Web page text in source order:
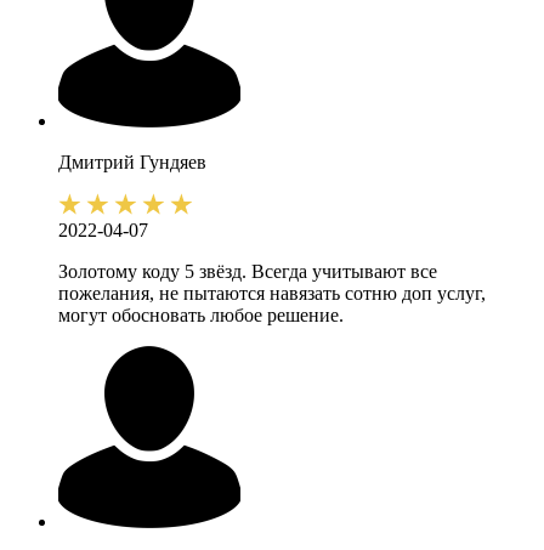
Дмитрий Гундяев
2022-04-07
Золотому коду 5 звёзд. Всегда учитывают все
пожелания, не пытаются навязать сотню доп услуг,
могут обосновать любое решение.